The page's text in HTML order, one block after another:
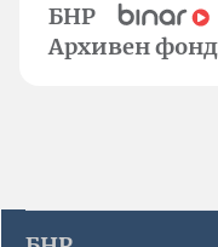
БНР
Архивен